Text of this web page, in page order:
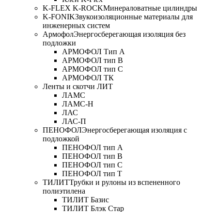
K-FLEX K-ROCKМинераловатные цилиндры
K-FONIKЗвукоизоляционные материалы для
инженерных систем
АрмофолЭнергосберегающая изоляция без
подложки
АРМОФОЛ Тип А
АРМОФОЛ тип В
АРМОФОЛ тип C
АРМОФОЛ ТК
Ленты и скотчи ЛИТ
ЛАМС
ЛАМС-Н
ЛАС
ЛАС-П
ПЕНОФОЛЭнергосберегающая изоляция с
подложкой
ПЕНОФОЛ тип А
ПЕНОФОЛ тип B
ПЕНОФОЛ тип C
ПЕНОФОЛ тип T
ТИЛИТТрубки и рулоны из вспененного
полиэтилена
ТИЛИТ Базис
ТИЛИТ Блэк Стар